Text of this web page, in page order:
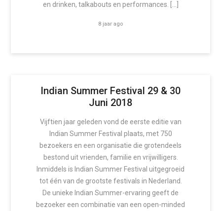
en drinken, talkabouts en performances. […]
8 jaar ago
Indian Summer Festival 29 & 30
Juni 2018
Vijftien jaar geleden vond de eerste editie van
Indian Summer Festival plaats, met 750
bezoekers en een organisatie die grotendeels
bestond uit vrienden, familie en vrijwilligers.
Inmiddels is Indian Summer Festival uitgegroeid
tot één van de grootste festivals in Nederland.
De unieke Indian Summer-ervaring geeft de
bezoeker een combinatie van een open-minded